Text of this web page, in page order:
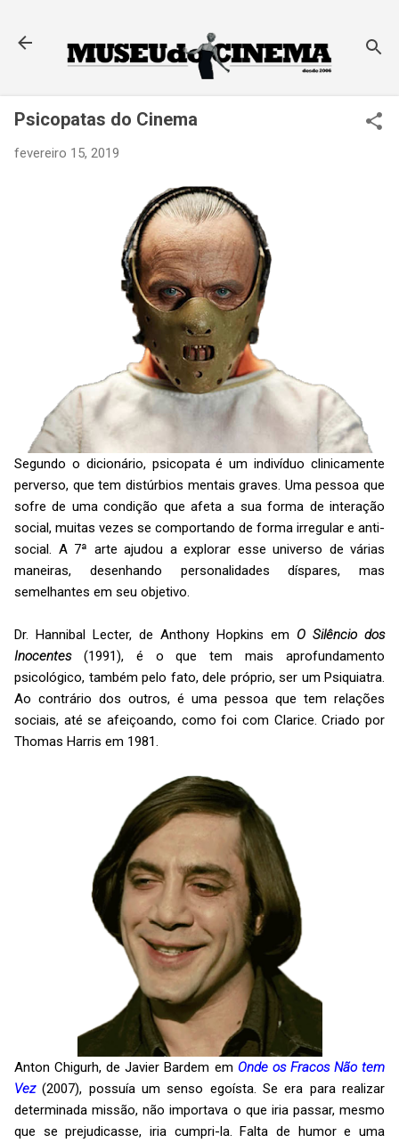
Psicopatas do Cinema
fevereiro 15, 2019
Segundo o dicionário, psicopata é um indivíduo clinicamente
perverso, que tem distúrbios mentais graves. Uma pessoa que
sofre de uma condição que afeta a sua forma de interação
social, muitas vezes se comportando de forma irregular e anti-
social. A 7ª arte ajudou a explorar esse universo de várias
maneiras, desenhando personalidades díspares, mas
semelhantes em seu objetivo.
Dr. Hannibal Lecter, de Anthony Hopkins em O Silêncio dos
Inocentes(1991), é o que tem mais aprofundamento
psicológico, também pelo fato, dele próprio, ser um Psiquiatra.
Ao contrário dos outros, é uma pessoa que tem relações
sociais, até se afeiçoando, como foi com Clarice. Criado por
Thomas Harris em 1981.
Anton Chigurh, de Javier Bardem em Onde os Fracos Não tem
Vez(2007), possuía um senso egoísta. Se era para realizar
determinada missão, não importava o que iria passar, mesmo
que se prejudicasse, iria cumpri-la. Falta de humor e uma